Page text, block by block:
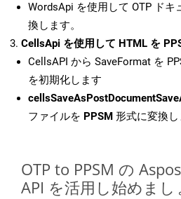
WordsApi を使用して OTP ドキ
換します。
CellsApi を使用して HTML を
CellsAPI から SaveFormat を
を初期化します
ファイルを PPSM 形式に変換し
OTP to PPSM の
API を活用し始めまし